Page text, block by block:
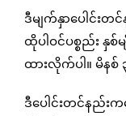
ဒီမျက်နှာပေါင်း
ထိုပါဝင်ပစ္စည်း နှ
ထားလိုက်ပါ။ မိနစ်
ဒီပေါင်းတင်နည်း